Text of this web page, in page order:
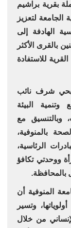
بقرية براشيم
الجامعة لتعزيز
الهادفة إلى
بالقرى الأكثر
للاستفادة
شرف نائب
البيئة
وبالتنسيق مع
بالمنوفية،
الرئاسية،
ووحدتي تكافؤ
بالمحافظة.
المنوفية أن
وتسير
من خلال